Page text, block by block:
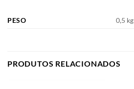
PESO 0,5 kg
PRODUTOS RELACIONADOS